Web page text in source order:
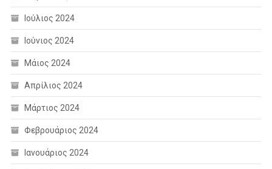
Ιούλιος 2024
Ιούνιος 2024
Μάιος 2024
Απρίλιος 2024
Μάρτιος 2024
Φεβρουάριος 2024
Ιανουάριος 2024